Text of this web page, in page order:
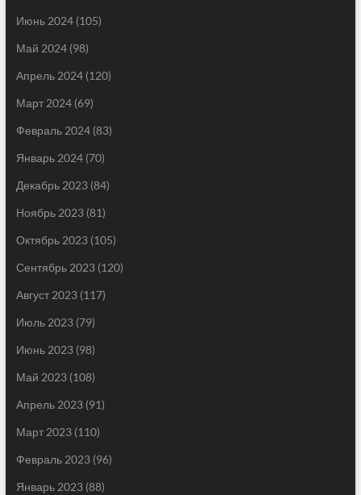
Июнь 2024(105)
Май 2024(98)
Апрель 2024(120)
Март 2024(69)
Февраль 2024(83)
Январь 2024(70)
Декабрь 2023(84)
Ноябрь 2023(81)
Октябрь 2023(105)
Сентябрь 2023(120)
Август 2023(117)
Июль 2023(79)
Июнь 2023(98)
Май 2023(108)
Апрель 2023(91)
Март 2023(110)
Февраль 2023(96)
Январь 2023(88)